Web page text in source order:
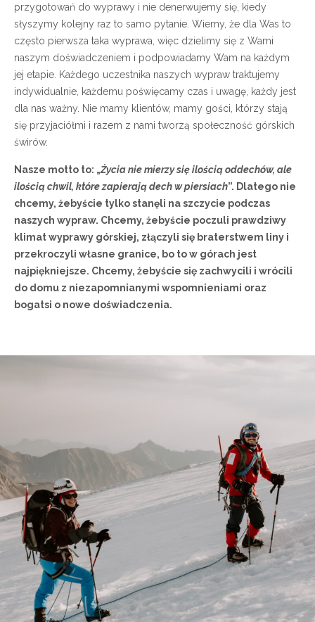
przygotowań do wyprawy i nie denerwujemy się, kiedy
słyszymy kolejny raz to samo pytanie. Wiemy, że dla Was to
często pierwsza taka wyprawa, więc dzielimy się z Wami
naszym doświadczeniem i podpowiadamy Wam na każdym
jej etapie. Każdego uczestnika naszych wypraw traktujemy
indywidualnie, każdemu poświęcamy czas i uwagę, każdy jest
dla nas ważny. Nie mamy klientów, mamy gości, którzy stają
się przyjaciółmi i razem z nami tworzą społeczność górskich
świrów.
Nasze motto to: „Życia nie mierzy się ilością oddechów, ale
ilością chwil, które zapierają dech w piersiach”. Dlatego nie
chcemy, żebyście tylko stanęli na szczycie podczas
naszych wypraw. Chcemy, żebyście poczuli prawdziwy
klimat wyprawy górskiej, złączyli się braterstwem liny i
przekroczyli własne granice, bo to w górach jest
najpiękniejsze. Chcemy, żebyście się zachwycili i wrócili
do domu z niezapomnianymi wspomnieniami oraz
bogatsi o nowe doświadczenia.